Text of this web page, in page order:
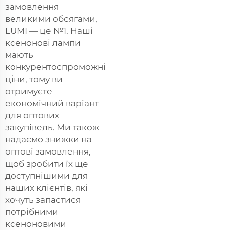
замовлення
великими обсягами,
LUMI — це №1. Наші
ксенонові лампи
мають
конкурентоспроможні
ціни, тому ви
отримуєте
економічний варіант
для оптових
закупівель. Ми також
надаємо знижки на
оптові замовлення,
щоб зробити їх ще
доступнішими для
наших клієнтів, які
хочуть запастися
потрібними
ксеноновими